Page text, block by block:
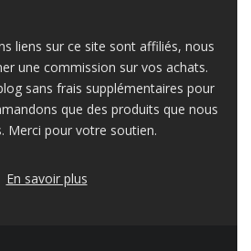
liens sur ce site sont affiliés, nous
une commission sur vos achats.
sans frais supplémentaires pour
que des produits que nous
Merci pour votre soutien.
En savoir plus